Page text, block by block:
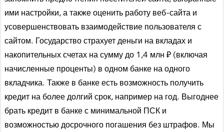
ими настройки, а также оценить работу веб-сайта и
усовершенствовать взаимодействие пользователя с
сайтом. Государство страхует деньги на вкладах и
накопительных счетах на сумму до 1,4 млн ₽ (включая
начисленные проценты) в одном банке на одного
вкладчика. Также в банке есть возможность получить
кредит на более долгий срок, например на год. Выгоднее
брать кредит в банке с минимальной ПСК и
возможностью досрочного погашения без штрафов. Мы